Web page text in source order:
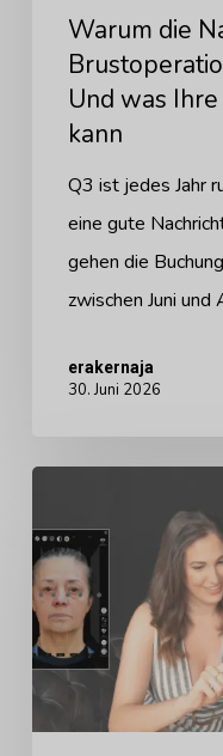
Klinik
dagegen
Warum die
Und was
kann
Q3 ist jedes Jahr
eine gute
gehen die
zwischen Juni und
erakernaja
30. Juni 2026
KI-
generierte
Vorher-
Nachher-
Bilder